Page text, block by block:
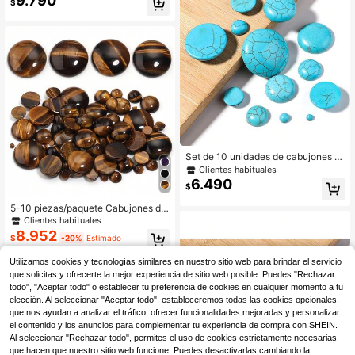
el En Blanco, Pulsera, Accesorios P
$
5-10 piezas/paquete Cabujones de
piedra preciosa de ojo de tigre natur
al, opciones de varios tamaños, pie
dras decorativas de joyería hechas
as para collares, anillos, pulseras, el
aboración de joyas
Clientes habituales
$8.952 -20% Estimado
Set de 10 unidades de cabujones d
e piedras preciosas de turquesa az
ul de forma redonda natural, en múlt
iples estilos y tamaños, piedras dec
Clientes habituales
$6.490
Utilizamos cookies y tecnologías similares en nuestro sitio web para brindar el servicio
que solicitas y ofrecerte la mejor experiencia de sitio web posible. Puedes "Rechazar
todo", "Aceptar todo" o establecer tu preferencia de cookies en cualquier momento a tu
elección. Al seleccionar "Aceptar todo", estableceremos todas las cookies opcionales,
que nos ayudan a analizar el tráfico, ofrecer funcionalidades mejoradas y personalizar
el contenido y los anuncios para complementar tu experiencia de compra con SHEIN.
Al seleccionar "Rechazar todo", permites el uso de cookies estrictamente necesarias
que hacen que nuestro sitio web funcione. Puedes desactivarlas cambiando la